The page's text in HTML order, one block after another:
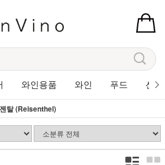
와인용품 와인 푸드 선
탈 (Reisenthel)